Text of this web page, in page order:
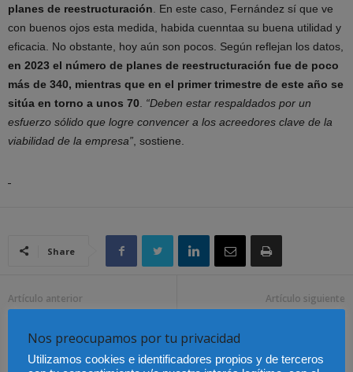
planes de reestructuración. En este caso, Fernández sí que ve
con buenos ojos esta medida, habida cuenntaa su buena utilidad y
eficacia. No obstante, hoy aún son pocos. Según reflejan los datos,
en 2023 el número de planes de reestructuración fue de poco
más de 340, mientras que en el primer trimestre de este año se
sitúa en torno a unos 70. “Deben estar respaldados por un
esfuerzo sólido que logre convencer a los acreedores clave de la
viabilidad de la empresa”, sostiene.
Share
Artículo anterior
¿invertir el Gordo o ‘tapar
agujeros’?
Artículo siguiente
disolución matrimonial
caen un 1,4 % en el tercer
Nos preocupamos por tu privacidad
Utilizamos cookies e identificadores propios y de terceros